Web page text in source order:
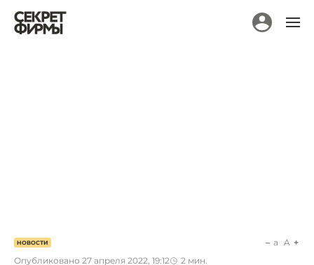
НОВОСТИ
Опубликовано 27 апреля 2022, 19:12 2 мин.
a A